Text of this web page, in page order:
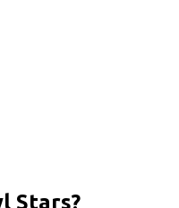
Stars?